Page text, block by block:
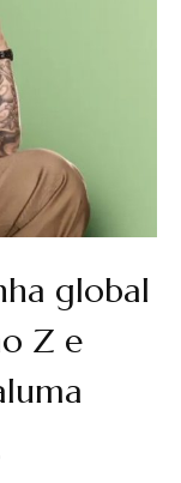
global
Z e